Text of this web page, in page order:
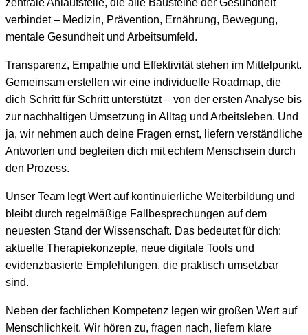
zentrale Anlaufstelle, die alle Bausteine der Gesundheit
verbindet – Medizin, Prävention, Ernährung, Bewegung,
mentale Gesundheit und Arbeitsumfeld.
Transparenz, Empathie und Effektivität stehen im Mittelpunkt.
Gemeinsam erstellen wir eine individuelle Roadmap, die
dich Schritt für Schritt unterstützt – von der ersten Analyse bis
zur nachhaltigen Umsetzung in Alltag und Arbeitsleben. Und
ja, wir nehmen auch deine Fragen ernst, liefern verständliche
Antworten und begleiten dich mit echtem Menschsein durch
den Prozess.
Unser Team legt Wert auf kontinuierliche Weiterbildung und
bleibt durch regelmäßige Fallbesprechungen auf dem
neuesten Stand der Wissenschaft. Das bedeutet für dich:
aktuelle Therapiekonzepte, neue digitale Tools und
evidenzbasierte Empfehlungen, die praktisch umsetzbar
sind.
Neben der fachlichen Kompetenz legen wir großen Wert auf
Menschlichkeit. Wir hören zu, fragen nach, liefern klare